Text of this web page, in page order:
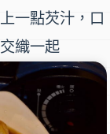
一點芡汁，口
織一起